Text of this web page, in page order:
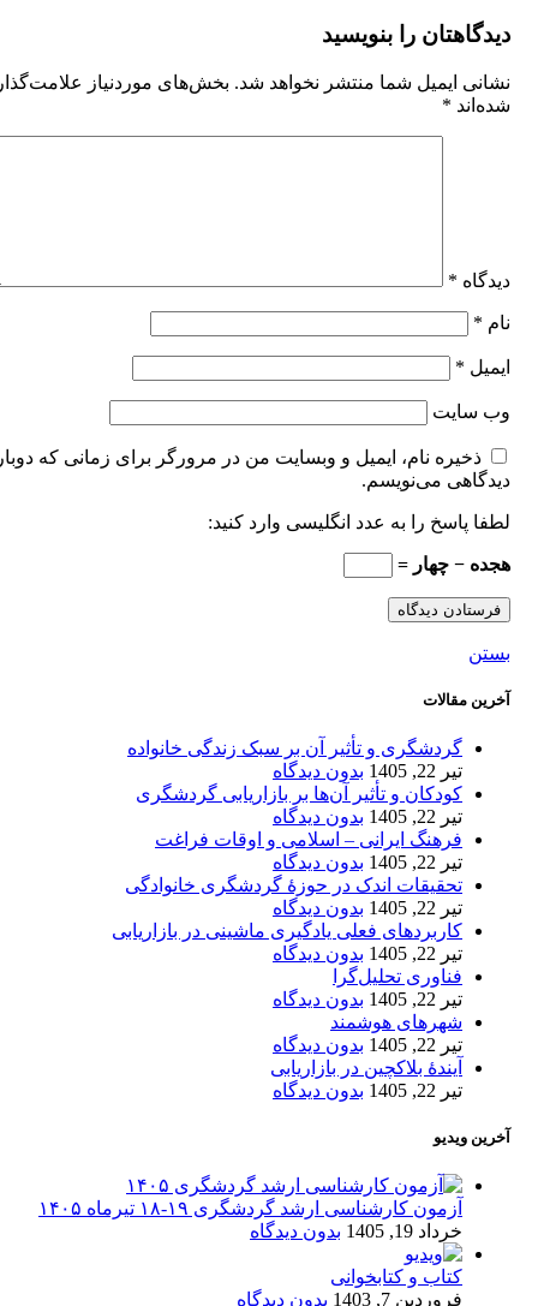
دیدگاهتان را بنویسید
نشانی ایمیل شما منتشر نخواهد شد. بخش‌های موردنیاز
شده‌اند *
دیدگاه *
نام *
ایمیل *
وب‌ سایت
ذخیره نام، ایمیل و وبسایت من در مرورگر برای زمانی که
دیدگاهی می‌نویسم.
لطفا پاسخ را به عدد انگلیسی وارد کنید:
هجده − چهار =
بستن
آخرین مقالات
گردشگری و تأثیر آن بر سبک زندگی خانواده
تیر 22, 1405
بدون دیدگاه
کودکان و تأثیر آن‌ها بر بازاریابی گردشگری
تیر 22, 1405
بدون دیدگاه
فرهنگ ایرانی – اسلامی و اوقات فراغت
تیر 22, 1405
بدون دیدگاه
تحقیقات اندک در حوزۀ گردشگری خانوادگی
تیر 22, 1405
بدون دیدگاه
کاربردهای فعلی یادگیری ماشینی در بازاریابی
تیر 22, 1405
بدون دیدگاه
فناوری تحلیل‌گرا
تیر 22, 1405
بدون دیدگاه
شهرهای هوشمند
تیر 22, 1405
بدون دیدگاه
آیندۀ بلاکچین در بازاریابی
تیر 22, 1405
بدون دیدگاه
آخرین ویدیو
آزمون کارشناسی ارشد گردشگری ۱۹-۱۸ تیرماه ۱۴۰۵
خرداد 19, 1405
بدون دیدگاه
کتاب و کتابخوانی
فروردین 7, 1403
بدون دیدگاه